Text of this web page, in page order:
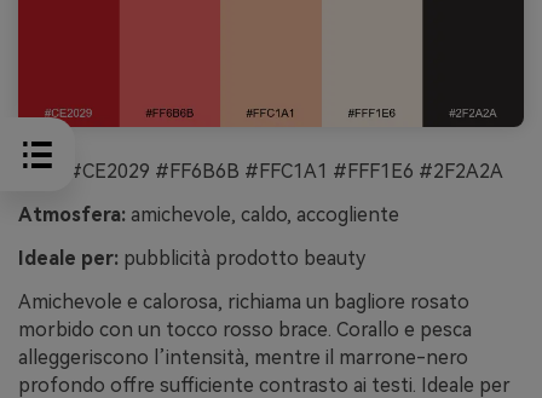
HEX:
#CE2029 #FF6B6B #FFC1A1 #FFF1E6 #2F2A2A
Atmosfera: amichevole, caldo, accogliente
Ideale per: pubblicità prodotto beauty
Amichevole e calorosa, richiama un bagliore rosato
morbido con un tocco rosso brace. Corallo e pesca
alleggeriscono l’intensità, mentre il marrone-nero
profondo offre sufficiente contrasto ai testi. Ideale per